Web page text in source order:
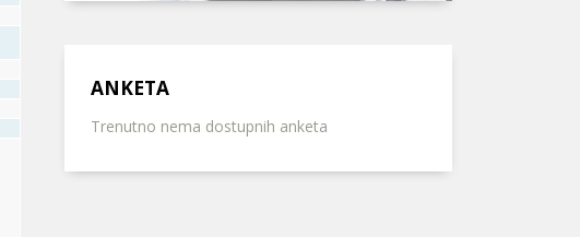
ANKETA
Trenutno nema dostupnih anketa